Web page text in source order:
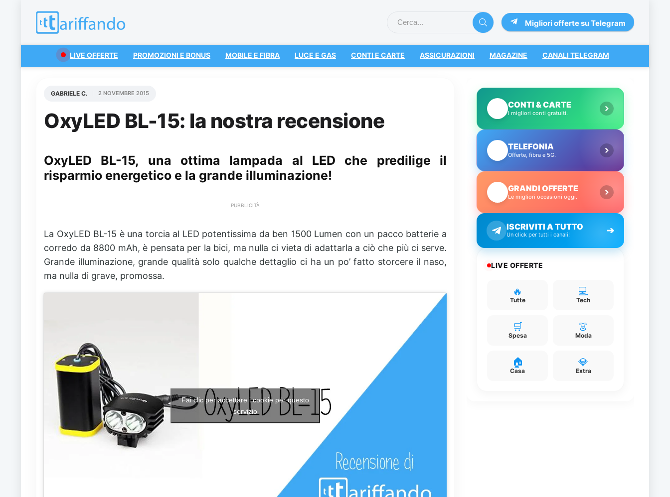
Migliori offerte su Telegram
LIVE OFFERTE PROMOZIONI E BONUS MOBILE E FIBRA LUCE E GAS CONTI E CARTE ASSICURAZIONI MAGAZINE CANALI TELEGRAM
OxyLED BL-15: la nostra recensione
GABRIELE C. 2 NOVEMBRE 2015
OxyLED BL-15, una ottima lampada al LED che predilige il
risparmio energetico e la grande illuminazione!
PUBBLICITÀ
La OxyLED BL-15 è una torcia al LED potentissima da ben 1500 Lumen con un pacco batterie a
corredo da 8800 mAh, è pensata per la bici, ma nulla ci vieta di adattarla a ciò che più ci serve.
Grande illuminazione, grande qualità solo qualche dettaglio ci ha un po’ fatto storcere il naso,
ma nulla di grave, promossa.
Fai clic per accettare i cookie per questo
servizio
CONTI & CARTE
I migliori conti gratuiti.
TELEFONIA
Offerte, fibra e 5G.
GRANDI OFFERTE
Le migliori occasioni oggi.
ISCRIVITI A TUTTO
Un click per tutti i canali! ➔
LIVE OFFERTE
🔥
Tutte
💻
Tech
🛒
Spesa
👗
Moda
🏠
Casa
💎
Extra